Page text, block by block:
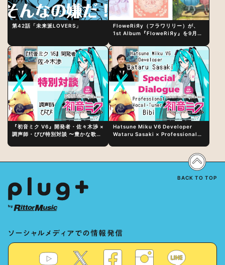
第42話「未来派LOVERS」
FloweRiЯy（フラワリリー）が、
1st Album『FloweRiЯy』を9月23
『初音ミク V6』開発者・佐々木渉 ×
調声師・びび特別対談 〜豊かな歌声
Hatsune Miku V6 Developer
Wataru Sasaki × Professional
Vocal Expression Lies in “Love
for the singing characters” and
ソーシャルメディアでの情報発信
BACK TO TOP